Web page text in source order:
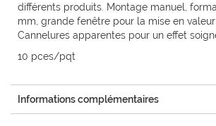
différents produits. Montage manuel,
mm, grande fenêtre pour la mise en
Cannelures apparentes pour un effet
10 pces/pqt
Informations complémentaires